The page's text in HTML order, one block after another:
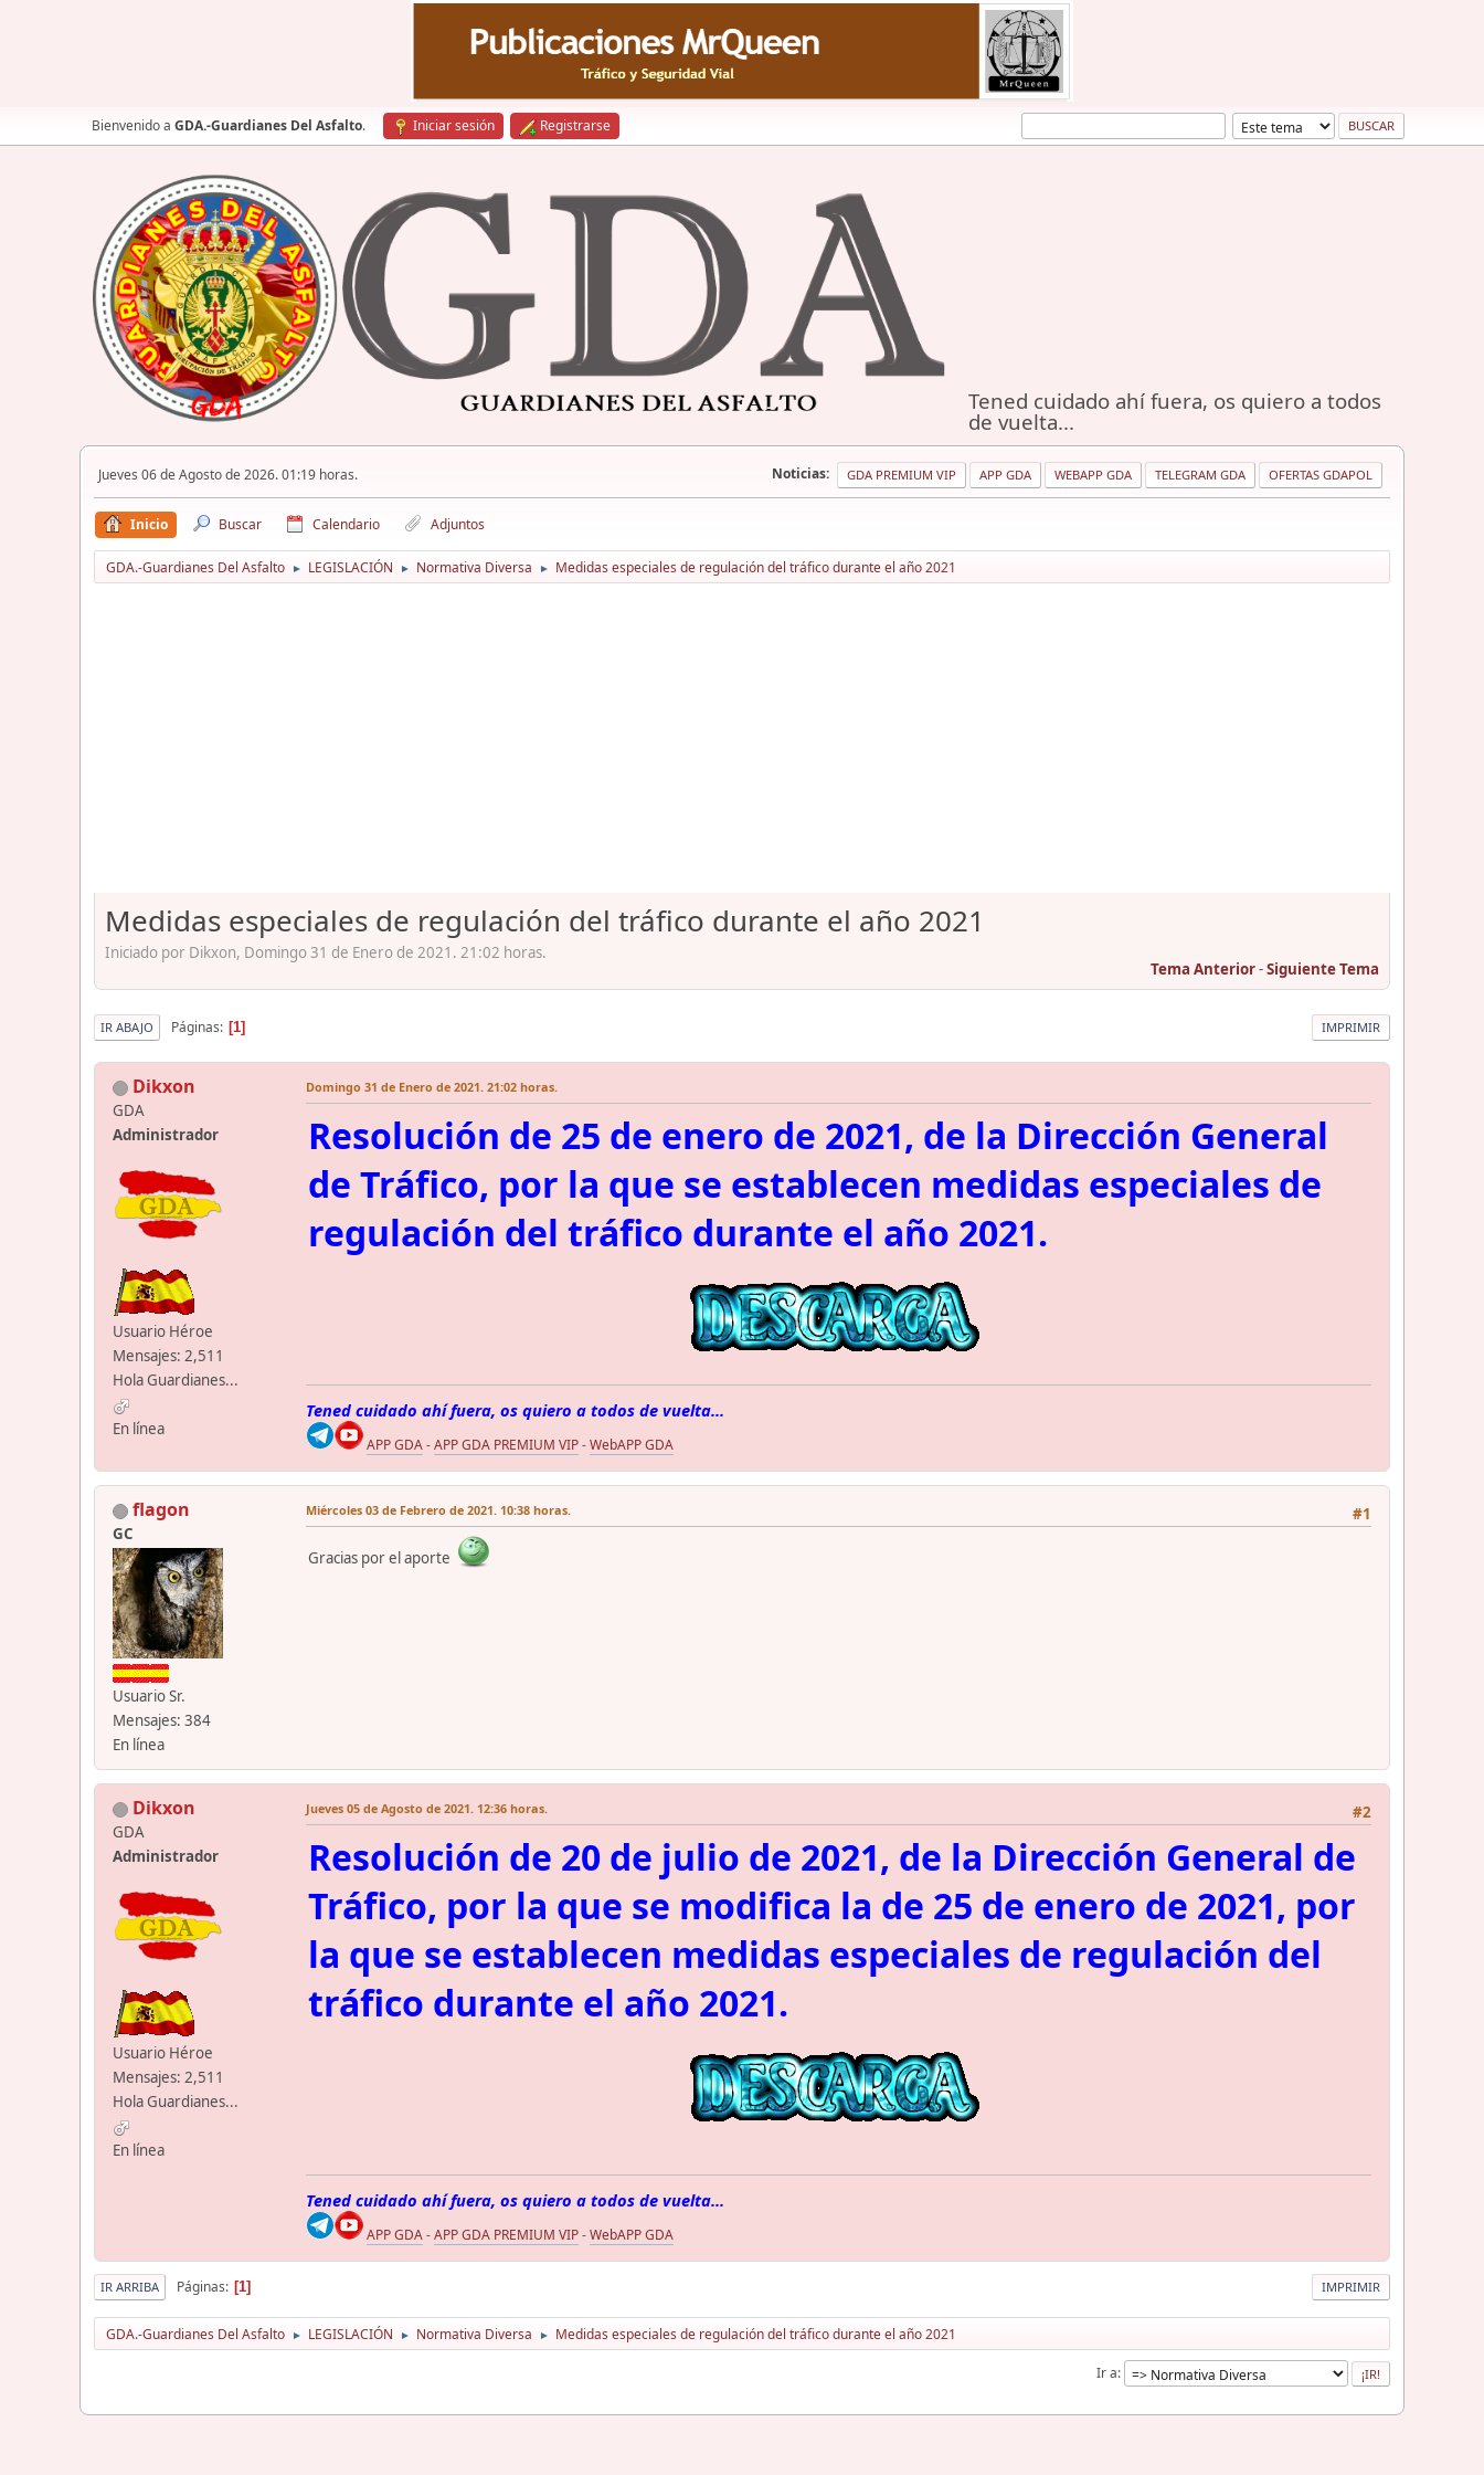
Bienvenido a GDA.-Guardianes Del Asfalto. Iniciar sesión Registrarse
Tened cuidado ahí fuera, os quiero a todos
de vuelta...
Jueves 06 de Agosto de 2026. 01:19 horas. Noticias: GDA PREMIUM VIP APP GDA WEBAPP GDA TELEGRAM GDA OFERTAS GDAPOL
Inicio Buscar Calendario Adjuntos
GDA.-Guardianes Del Asfalto ► LEGISLACIÓN ► Normativa Diversa ► Medidas especiales de regulación del tráfico durante el año 2021
Medidas especiales de regulación del tráfico durante el año 2021
Iniciado por Dikxon, Domingo 31 de Enero de 2021. 21:02 horas.
Tema Anterior-Siguiente Tema
IMPRIMIR
IR ABAJO Páginas 1
Dikxon
GDA
Administrador
Usuario Héroe
Mensajes: 2,511
Hola Guardianes...
En línea
Domingo 31 de Enero de 2021. 21:02 horas.
Resolución de 25 de enero de 2021, de la Dirección General
de Tráfico, por la que se establecen medidas especiales de
regulación del tráfico durante el año 2021.
Tened cuidado ahí fuera, os quiero a todos de vuelta...
APP GDA-APP GDA PREMIUM VIP-WebAPP GDA
flagon
GC
Usuario Sr.
Mensajes: 384
En línea
#1
Miércoles 03 de Febrero de 2021. 10:38 horas.
Gracias por el aporte
Dikxon
GDA
Administrador
Usuario Héroe
Mensajes: 2,511
Hola Guardianes...
En línea
#2
Jueves 05 de Agosto de 2021. 12:36 horas.
Resolución de 20 de julio de 2021, de la Dirección General de
Tráfico, por la que se modifica la de 25 de enero de 2021, por
la que se establecen medidas especiales de regulación del
tráfico durante el año 2021.
Tened cuidado ahí fuera, os quiero a todos de vuelta...
APP GDA-APP GDA PREMIUM VIP-WebAPP GDA
IMPRIMIR
IR ARRIBA Páginas 1
GDA.-Guardianes Del Asfalto ► LEGISLACIÓN ► Normativa Diversa ► Medidas especiales de regulación del tráfico durante el año 2021
Ir a